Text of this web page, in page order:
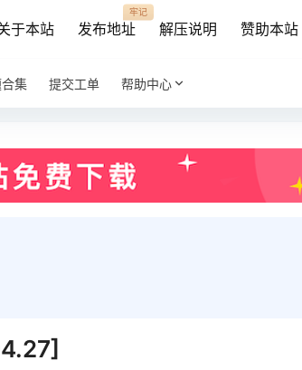
于本站 发布地址
牢记
解压说明 赞助本站
集 提交工单 帮助中心